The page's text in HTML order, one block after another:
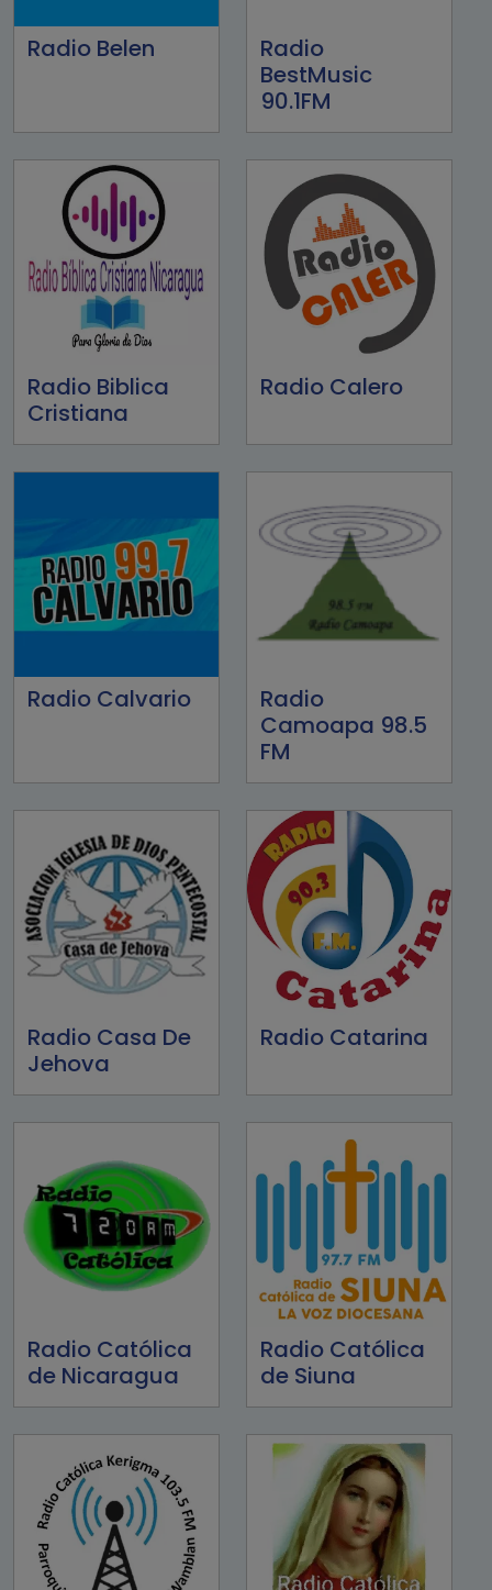
Radio Belen
Radio
BestMusic
90.1FM
Radio Biblica
Cristiana
Radio Calero
Radio Calvario
Radio
Camoapa 98.5
FM
Radio Casa De
Jehova
Radio Catarina
Radio Católica
de Nicaragua
Radio Católica
de Siuna